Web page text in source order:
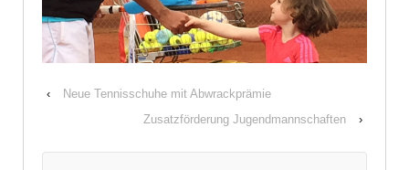
‹
Neue Tennisschuhe mit Abwrackprämie
Zusatzförderung Jugendmannschaften
›